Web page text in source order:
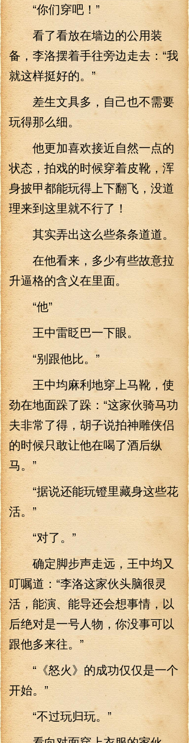
“你们穿吧！”
看了看放在墙边的公用装
备，李洛摆着手往旁边走去：“我
就这样挺好的。”
差生文具多，自己也不需要
玩得那么细。
他更加喜欢接近自然一点的
状态，拍戏的时候穿着皮靴，浑
身披甲都能玩得上下翻飞，没道
理来到这里就不行了！
其实弄出这么些条条道道。
在他看来，多少有些故意拉
升逼格的含义在里面。
“他”
王中雷眨巴一下眼。
“别跟他比。”
王中均麻利地穿上马靴，使
劲在地面跺了跺：“这家伙骑马功
夫非常了得，胡子说拍神雕侠侣
的时候只敢让他在喝了酒后纵
马。”
“据说还能玩镫里藏身这些花
活。”
“对了。”
确定脚步声走远，王中均又
叮嘱道：“李洛这家伙头脑很灵
活，能演、能导还会想事情，以
后绝对是一号人物，你没事可以
跟他多来往。”
“《怒火》的成功仅仅是一个
开始。”
“不过玩归玩。”